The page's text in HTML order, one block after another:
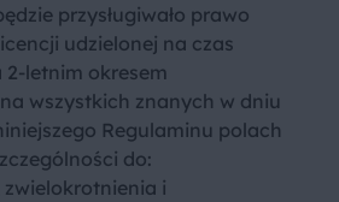
przysługiwało prawo
udzielonej na czas
2-letnim okresem
wszystkich znanych w dniu
Regulaminu polach
do:
i